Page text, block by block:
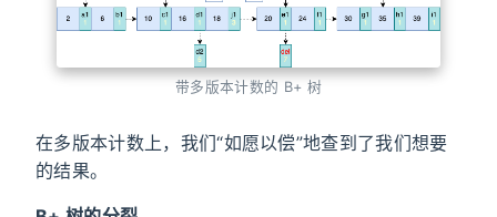
带多版本计数的 B+ 树
在多版本计数上，我们“如愿以偿”地查到了我们想要
的结果。